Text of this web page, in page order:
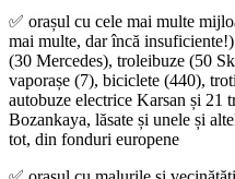
✅ orașul cu cele mai multe
mai multe, dar încă
(30 Mercedes), troleibuze (50
vaporașe (7), biciclete (440),
autobuze electrice Karsan și 21
Bozankaya, lăsate și unele și
tot, din fonduri europene